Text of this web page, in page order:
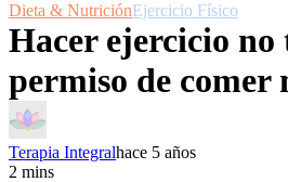
Dieta & NutriciónEjercicio Fí­sico
Hacer ejercicio no
permiso de comer
Terapia Integralhace 5 años
2 mins